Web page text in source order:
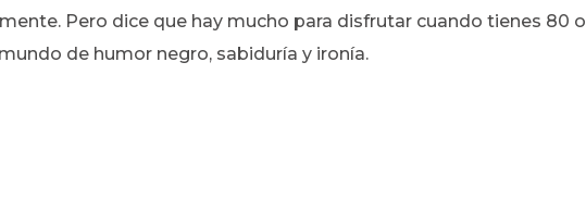
Pero dice que hay mucho para disfrutar cuando tienes 80 o
de humor negro, sabiduría y ironía.